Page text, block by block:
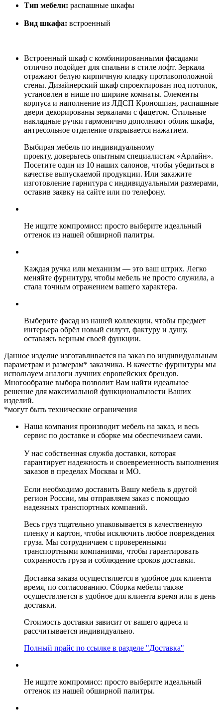
Тип мебели: распашные шкафы
Вид шкафа: встроенный
Встроенный шкаф с комбинированными фасадами
отлично подойдет для спальни в стиле лофт. Зеркала
отражают белую кирпичную кладку противоположной
стены. Дизайнерский шкаф спроектирован под потолок,
установлен в нише по ширине комнаты. Элементы
корпуса и наполнение из ЛДСП Кроношпан, распашные
двери декорированы зеркалами с фацетом. Стильные
накладные ручки гармонично дополняют облик шкафа,
антресольное отделение открывается нажатием.
Выбирая мебель по индивидуальному
проекту, доверьтесь опытным специалистам «Арлайн».
Посетите один из 10 наших салонов, чтобы убедиться в
качестве выпускаемой продукции. Или закажите
изготовление гарнитура с индивидуальными размерами,
оставив заявку на сайте или по телефону.
Не ищите компромисс: просто выберите идеальный
оттенок из нашей обширной палитры.
Каждая ручка или механизм — это ваш штрих. Легко
меняйте фурнитуру, чтобы мебель не просто служила, а
стала точным отражением вашего характера.
Выберите фасад из нашей коллекции, чтобы предмет
интерьера обрёл новый силуэт, фактуру и душу,
оставаясь верным своей функции.
Данное изделие изготавливается на заказ по индивидуальным
параметрам и размерам* заказчика. В качестве фурнитуры мы
используем аналоги лучших европейских брендов.
Многообразие выбора позволит Вам найти идеальное
решение для максимальной функциональности Ваших
изделий.
*могут быть технические ограничения
Наша компания производит мебель на заказ, и весь
сервис по доставке и сборке мы обеспечиваем сами.
У нас собственная служба доставки, которая
гарантирует надежность и своевременность выполнения
заказов в пределах Москвы и МО.
Если необходимо доставить Вашу мебель в другой
регион России, мы отправляем заказ с помощью
надежных транспортных компаний.
Весь груз тщательно упаковывается в качественную
пленку и картон, чтобы исключить любое повреждения
груза. Мы сотрудничаем с проверенными
транспортными компаниями, чтобы гарантировать
сохранность груза и соблюдение сроков доставки.
Доставка заказа осуществляется в удобное для клиента
время, по согласованию. Сборка мебели также
осуществляется в удобное для клиента время или в день
доставки.
Стоимость доставки зависит от вашего адреса и
рассчитывается индивидуально.
Полный прайс по ссылке в разделе "Доставка"
Не ищите компромисс: просто выберите идеальный
оттенок из нашей обширной палитры.